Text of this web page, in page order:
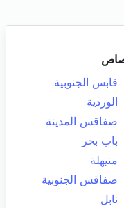
قابس الجنوبية
الوردية
صفاقس المدينة
باب بحر
منيهلة
صفاقس الجنوبية
نابل